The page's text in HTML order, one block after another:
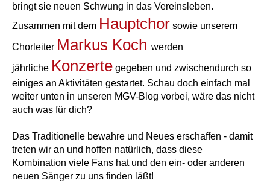
bringt sie neuen Schwung in das Vereinsleben.
Zusammen mit dem Hauptchor sowie unserem
Chorleiter Markus Koch werden
jährliche Konzerte gegeben und zwischendurch so
einiges an Aktivitäten gestartet. Schau doch einfach mal
weiter unten in unseren MGV-Blog vorbei, wäre das nicht
auch was für dich?
Das Traditionelle bewahre und Neues erschaffen - damit
treten wir an und hoffen natürlich, dass diese
Kombination viele Fans hat und den ein- oder anderen
neuen Sänger zu uns finden läßt!